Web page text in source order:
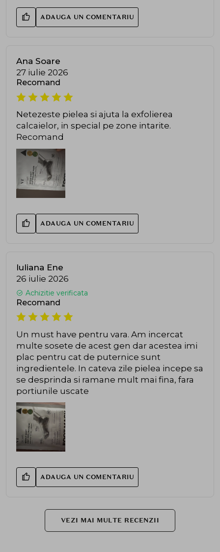
ADAUGA UN COMENTARIU
Ana Soare
27 iulie 2026
Recomand
Netezeste pielea si ajuta la exfolierea
calcaielor, in special pe zone intarite.
Recomand
ADAUGA UN COMENTARIU
Iuliana Ene
26 iulie 2026
Achizitie verificata
Recomand
Un must have pentru vara. Am incercat
multe sosete de acest gen dar acestea imi
plac pentru cat de puternice sunt
ingredientele. In cateva zile pielea incepe sa
se desprinda si ramane mult mai fina, fara
portiunile uscate
ADAUGA UN COMENTARIU
VEZI MAI MULTE RECENZII